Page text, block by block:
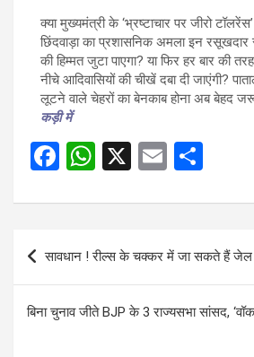
क्या मुख्यमंत्री के ‘भ्रष्टाचार पर जीरो
छिंदवाड़ा का प्रशासनिक अमला इन रसूखदार
की हिम्मत जुटा पाएगा? या फिर हर बार की
नीचे आदिवासियों की चीखें दबा दी जाएंगी?
लूटने वाले चेहरों का बेनकाब होना अब बेहद
कड़ी में
F
ce
o
o
k
W
at
s
A
p
p
X
E
ail ar
e
Post
navigation
सावधान ! रील्स के चक्कर में जा सकते हैं जेल
बिना चुनाव जीते BJP के 3 राज्यसभा सांसद,